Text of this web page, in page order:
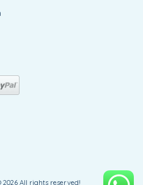
2026 All rights reserved!